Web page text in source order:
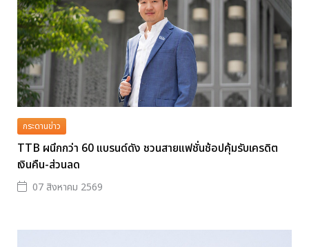
กระดานข่าว
TTB ผนึกกว่า 60 แบรนด์ดัง ชวนสายแฟชั่นช้อปคุ้มรับเครดิต
เงินคืน-ส่วนลด
07 สิงหาคม 2569